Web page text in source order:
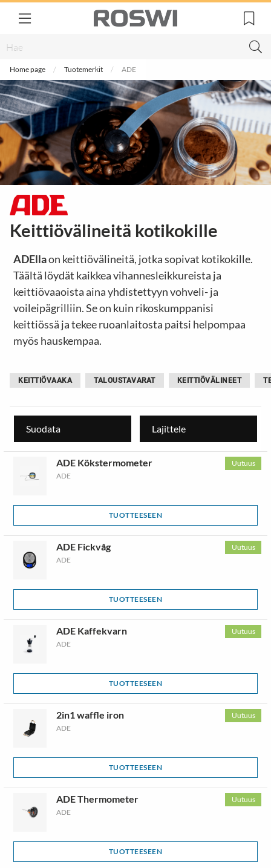
Home page Tuotemerkit ADE
Keittiövälineitä kotikokille
ADEllaon keittiövälineitä, jotka sopivat kotikokille.
Täältä löydät kaikkea vihannesleikkureista ja
keittiövaaoista aina yhdistettyyn vohveli- ja
voileipägrilliin. Se on kuin rikoskumppanisi
keittiössä ja tekee ruoanlaitosta paitsi helpompaa
myös hauskempaa.
KEITTIÖVAAKA TALOUSTAVARAT KEITTIÖVÄLINEET
Suodata Lajittele
Uutuus
ADE Kökstermometer
ADE
TUOTTEESEEN
Uutuus
ADE Fickvåg
ADE
TUOTTEESEEN
Uutuus
ADE Kaffekvarn
ADE
TUOTTEESEEN
Uutuus
2in1 waffle iron
ADE
TUOTTEESEEN
Uutuus
ADE Thermometer
ADE
TUOTTEESEEN